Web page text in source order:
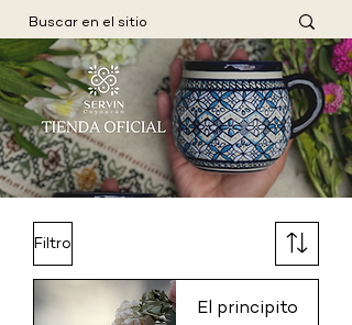
Filtro
El principito